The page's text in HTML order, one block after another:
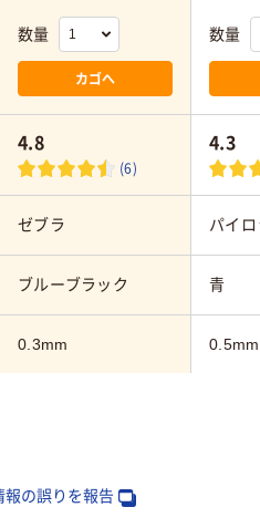
数量
カゴへ
数量
4.8
(6)
4.3
ゼブラ パイロ
ブルーブラック 青
0.3mm 0.5mm
報の誤りを報告